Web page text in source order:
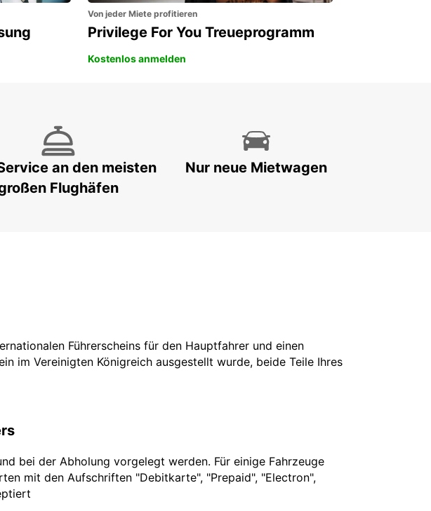
Von jeder Miete profitieren
Privilege For You Treueprogramm
Kostenlos anmelden
an den meisten
Flughäfen
Nur neue Mietwagen
Führerscheins für den Hauptfahrer und einen
im Vereinigten Königreich ausgestellt wurde, beide Teile Ihres
bei der Abholung vorgelegt werden. Für einige Fahrzeuge
mit den Aufschriften "Debitkarte", "Prepaid", "Electron",